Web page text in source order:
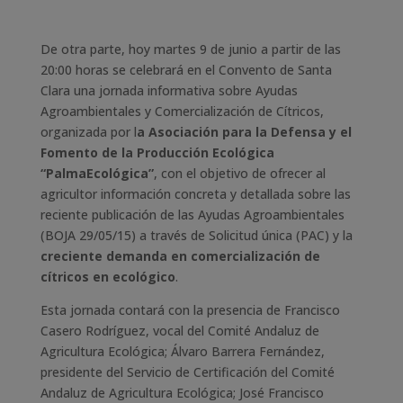
De otra parte, hoy martes 9 de junio a partir de las
20:00 horas se celebrará en el Convento de Santa
Clara una jornada informativa sobre Ayudas
Agroambientales y Comercialización de Cítricos,
organizada por la Asociación para la Defensa y el
Fomento de la Producción Ecológica
“PalmaEcológica”, con el objetivo de ofrecer al
agricultor información concreta y detallada sobre las
reciente publicación de las Ayudas Agroambientales
(BOJA 29/05/15) a través de Solicitud única (PAC) y la
creciente demanda en comercialización de
cítricos en ecológico.
Esta jornada contará con la presencia de Francisco
Casero Rodríguez, vocal del Comité Andaluz de
Agricultura Ecológica; Álvaro Barrera Fernández,
presidente del Servicio de Certificación del Comité
Andaluz de Agricultura Ecológica; José Francisco